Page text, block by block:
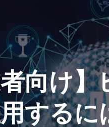
者向け
する